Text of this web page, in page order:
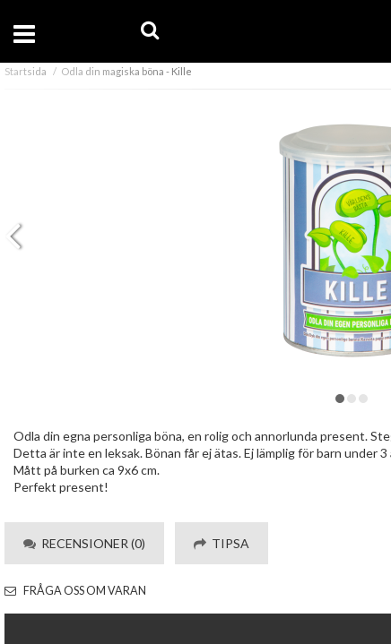
Startsida Odla din magiska böna - Kille
Odla din egna personliga böna, en rolig och annorlunda present.
Detta är inte en leksak. Bönan får ej ätas. Ej lämplig för barn under 3
Mått på burken ca 9x6 cm.
Perfekt present!
RECENSIONER (0) TIPSA
FRÅGA OSS OM VARAN